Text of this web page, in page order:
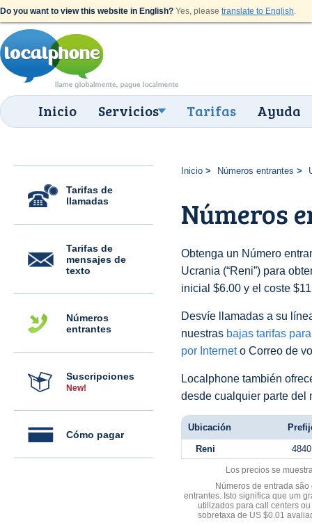
Do you want to view this website in English? Yes, please translate to English.
Inicio Servicios Tarifas Ayuda
Tarifas de
llamadas
Tarifas de
mensajes de
texto
Números
entrantes
Suscripciones
New!
Cómo pagar
Inicio Números entrantes
Números
Obtenga un Número
Ucrania (“Reni”) para
inicial $6.00 y el coste
Desvíe llamadas a su
nuestras bajas tarifas
por Interneto Correo de
Localphone también
desde cualquier parte del
Ubicación
Reni 4840
Los precios se
Números de entrada
entrantes. Isto significa que um
utilizados para call centers
sobretaxa de US $0.01